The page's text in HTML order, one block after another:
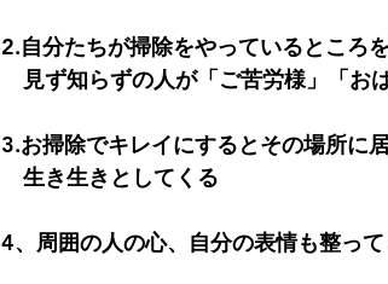
2.自分たちが掃除をやっているところ
見ず知らずの人が「ご苦労様」「お
3.お掃除でキレイにするとその場所に
生き生きとしてくる
4、周囲の人の心、自分の表情も整っ